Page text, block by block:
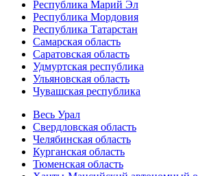
Республика Марий Эл
Республика Мордовия
Республика Татарстан
Самарская область
Саратовская область
Удмуртская республика
Ульяновская область
Чувашская республика
Весь Урал
Свердловская область
Челябинская область
Курганская область
Тюменская область